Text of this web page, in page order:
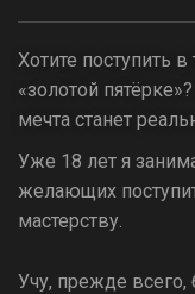
Хотите поступить
«золотой
мечта станет
Уже 18 лет я
желающих
мастерству.
Учу, прежде